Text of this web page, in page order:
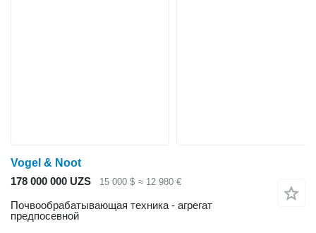
Vogel & Noot
178 000 000 UZS
15 000 $ ≈ 12 980 €
Почвообрабатывающая техника - агрегат
предпосевной